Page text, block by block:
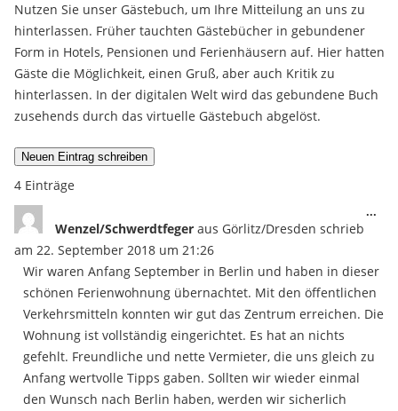
Nutzen Sie unser Gästebuch, um Ihre Mitteilung an uns zu
hinterlassen. Früher tauchten Gästebücher in gebundener
Form in Hotels, Pensionen und Ferienhäusern auf. Hier hatten
Gäste die Möglichkeit, einen Gruß, aber auch Kritik zu
hinterlassen. In der digitalen Welt wird das gebundene Buch
zusehends durch das virtuelle Gästebuch abgelöst.
4 Einträge
Wenzel/Schwerdtfeger aus Görlitz/Dresden schrieb
am 22. September 2018 um 21:26
Wir waren Anfang September in Berlin und haben in dieser
schönen Ferienwohnung übernachtet. Mit den öffentlichen
Verkehrsmitteln konnten wir gut das Zentrum erreichen. Die
Wohnung ist vollständig eingerichtet. Es hat an nichts
gefehlt. Freundliche und nette Vermieter, die uns gleich zu
Anfang wertvolle Tipps gaben. Sollten wir wieder einmal
den Wunsch nach Berlin haben, werden wir sicherlich
...